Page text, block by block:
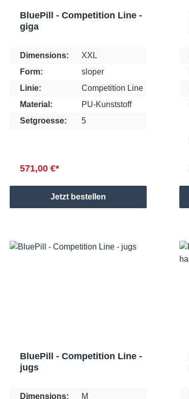
BluePill - Competition Line -
giga
Dimensions:
XXL
Form:
sloper
Linie:
Competition Line
Material:
PU-Kunststoff
Setgroesse:
5
571,00 €*
Jetzt bestellen
BluePill - Competition Line -
jugs
Dimensions:
M